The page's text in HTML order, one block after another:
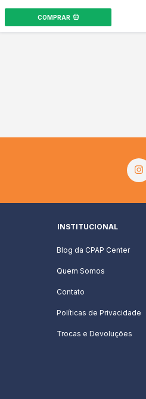
COMPRAR
INSTITUCIONAL
Blog da CPAP Center
Quem Somos
Contato
Políticas de Privacidade
Trocas e Devoluções